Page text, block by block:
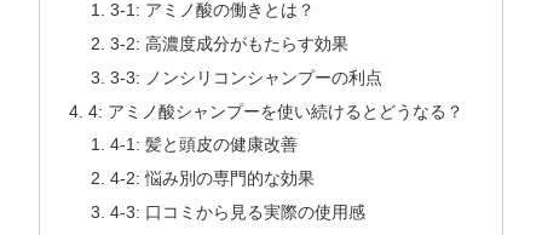
3-1: アミノ酸の働きとは？
3-2: 高濃度成分がもたらす効果
3-3: ノンシリコンシャンプーの利点
4: アミノ酸シャンプーを使い続けるとどうなる？
4-1: 髪と頭皮の健康改善
4-2: 悩み別の専門的な効果
4-3: 口コミから見る実際の使用感